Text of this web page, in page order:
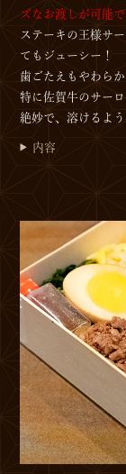
ズなお渡しが可能で
ステーキの王様サ
てもジューシー！
歯ごたえもやわら
特に佐賀牛のサー
絶妙で、溶けるよ
内容